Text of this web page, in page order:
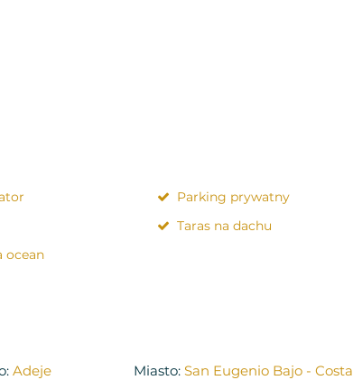
Parking prywatny
Taras na dachu
ocean
Adeje Miasto: San Eugenio Bajo - Costa